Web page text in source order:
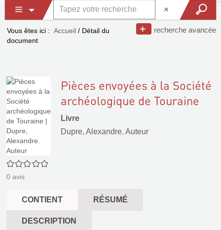
recherche avancée
Vous êtes ici : Accueil / Détail du
document
0/5
0 avis
Pièces envoyées à la Société
archéologique de Touraine
Livre
Dupre, Alexandre. Auteur
CONTIENT RÉSUMÉ
DESCRIPTION